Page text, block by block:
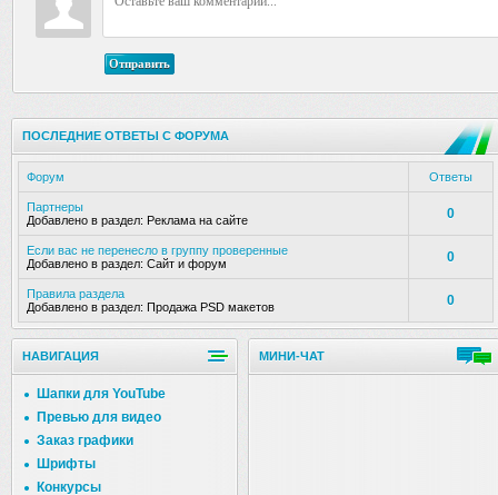
Отправить
ПОСЛЕДНИЕ ОТВЕТЫ С ФОРУМА
Форум Ответы
Партнеры
Добавлено в раздел: Реклама на сайте 0
Если вас не перенесло в группу проверенные
Добавлено в раздел: Сайт и форум 0
Правила раздела
Добавлено в раздел: Продажа PSD макетов 0
НАВИГАЦИЯ
Шапки для YouTube
Превью для видео
Заказ графики
Шрифты
Конкурсы
МИНИ-ЧАТ